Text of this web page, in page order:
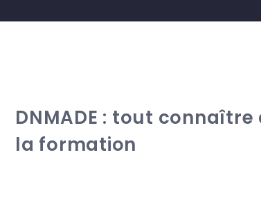
DNMADE : tout connaître
la formation